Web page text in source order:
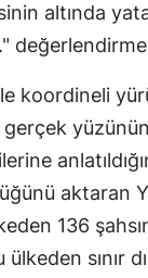
altında
koordineli
aktaran
136
sınır